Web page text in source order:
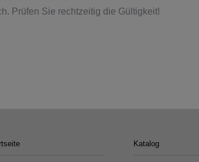
Prüfen Sie rechtzeitig die Gültigkeit!
Katalog